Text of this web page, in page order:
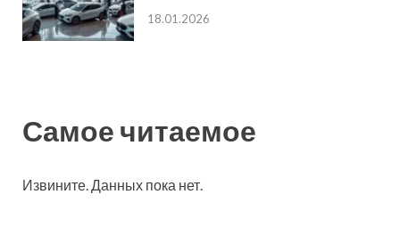
18.01.2026
Самое читаемое
Извините. Данных пока нет.